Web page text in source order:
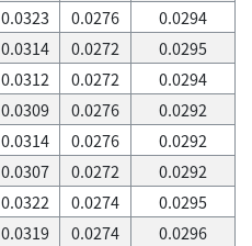
0.0323 0.0276
0.0294
0.0314 0.0272
0.0295
0.0312 0.0272
0.0294
0.0309 0.0276
0.0292
0.0314 0.0276
0.0292
0.0307 0.0272
0.0292
0.0322 0.0274
0.0295
0.0319 0.0274
0.0296